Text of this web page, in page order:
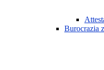
Burocrazia